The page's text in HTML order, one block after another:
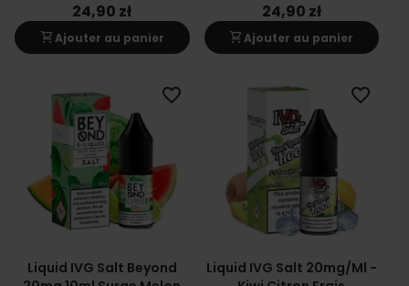
24,90 zł
shopping_cartAjouter au panier
24,90 zł
shopping_cartAjouter au panier
Liquid IVG Salt Beyond
favorite_border
Liquid IVG Salt 20mg/ml -
favorite_border